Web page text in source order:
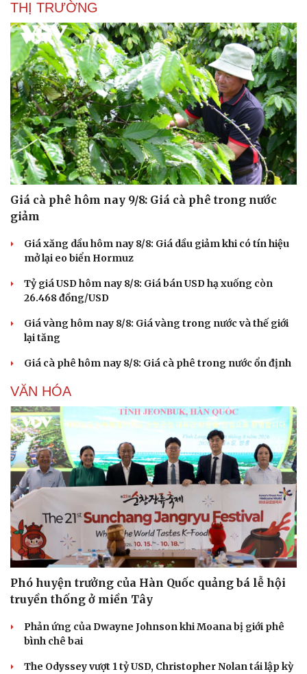
Du lịch
Tư vấn
Săn Tour
check-in
Podcast
Câu chuyện thời sự
Đọc truyện đêm khuya
Cửa sổ tình yêu
Kể chuyện cho bé
Hạt giống tâm hồn
THỊ TRƯỜNG
Giá cà phê hôm nay 9/8: Giá cà phê trong nước
giảm
Giá xăng dầu hôm nay 8/8: Giá dầu giảm khi có tín hiệu
mở lại eo biển Hormuz
Tỷ giá USD hôm nay 8/8: Giá bán USD hạ xuống còn
26.468 đồng/USD
Giá vàng hôm nay 8/8: Giá vàng trong nước và thế giới
lại tăng
Giá cà phê hôm nay 8/8: Giá cà phê trong nước ổn định
VĂN HÓA
Phó huyện trưởng của Hàn Quốc quảng bá lễ hội
truyền thống ở miền Tây
Phản ứng của Dwayne Johnson khi Moana bị giới phê
bình chê bai
The Odyssey vượt 1 tỷ USD, Christopher Nolan tái lập kỳ